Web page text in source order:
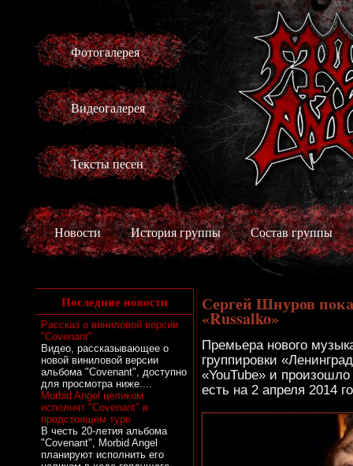
Фотогалерея
Видеогалерея
Тексты песен
Новости История группы Состав группы
Последние новости
Рассказ о виниловой версии
"Covenant"
Видео, рассказывающее о
новой виниловой версии
альбома "Covenant", доступно
для просмотра ниже....
Morbid Angel целиком
исполнят "Covenant" в
предстоящем туре
В честь 20-летия альбома
"Covenant", Morbid Angel
планируют исполнить его
Сергей Шнуров
«Russalko»
Премьера нового
группировки
«YouTube» и
есть на 2 апреля 2014